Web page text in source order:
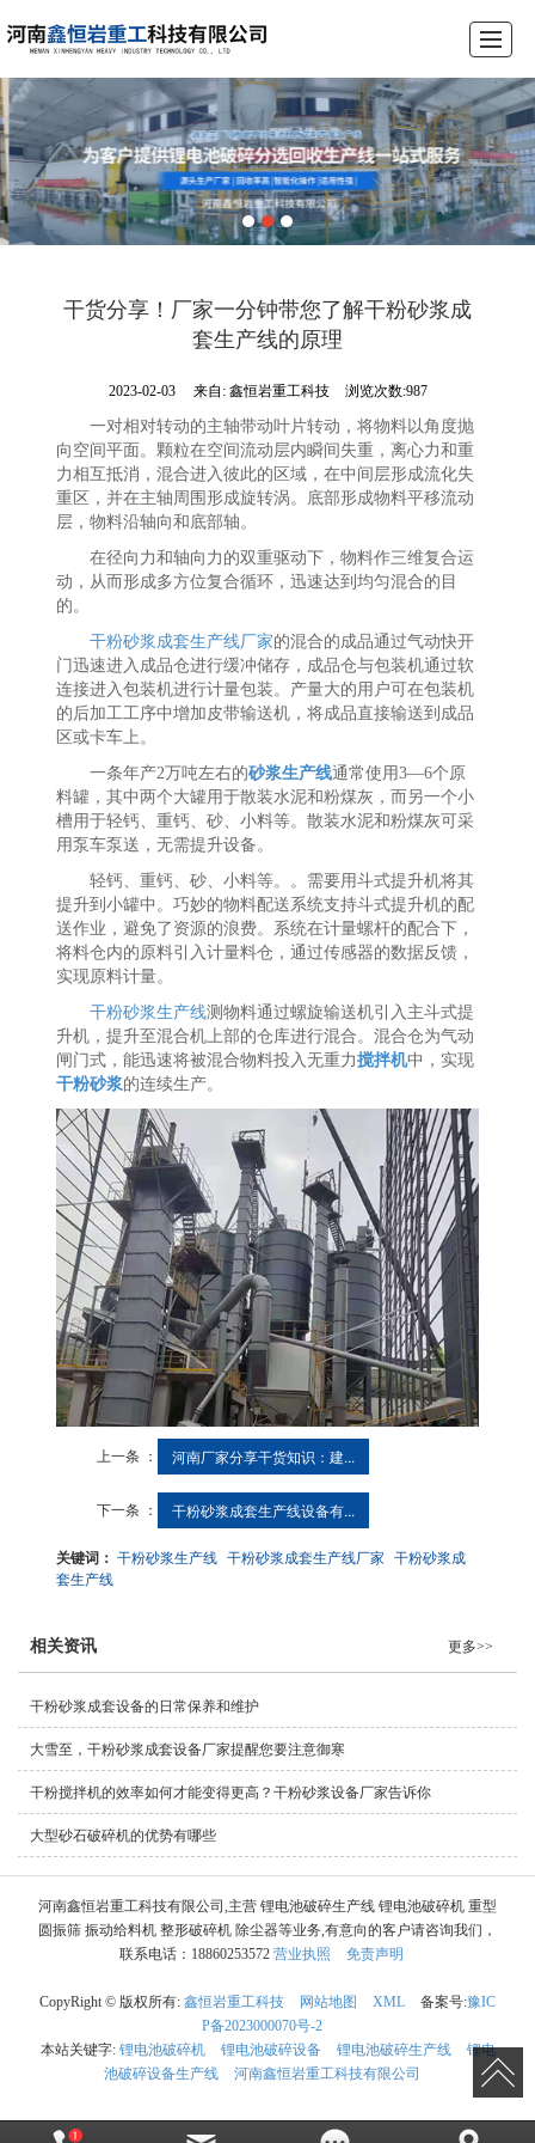
首页 公司介绍 产品展示 锂电池破碎设备生产线 工程案例 荣誉资质 新闻动态 联系我们
干货分享！厂家一分钟带您了解干粉砂浆成
套生产线的原理
2023-02-03 来自: 鑫恒岩重工科技 浏览次数:987
一对相对转动的主轴带动叶片转动，将物料以角度抛
向空间平面。颗粒在空间流动层内瞬间失重，离心力和重
力相互抵消，混合进入彼此的区域，在中间层形成流化失
重区，并在主轴周围形成旋转涡。底部形成物料平移流动
层，物料沿轴向和底部轴。
在径向力和轴向力的双重驱动下，物料作三维复合运
动，从而形成多方位复合循环，迅速达到均匀混合的目
的。
干粉砂浆成套生产线厂家的混合的成品通过气动快开
门迅速进入成品仓进行缓冲储存，成品仓与包装机通过软
连接进入包装机进行计量包装。产量大的用户可在包装机
的后加工工序中增加皮带输送机，将成品直接输送到成品
区或卡车上。
一条年产2万吨左右的砂浆生产线通常使用3—6个原
料罐，其中两个大罐用于散装水泥和粉煤灰，而另一个小
槽用于轻钙、重钙、砂、小料等。散装水泥和粉煤灰可采
用泵车泵送，无需提升设备。
轻钙、重钙、砂、小料等。。需要用斗式提升机将其
提升到小罐中。巧妙的物料配送系统支持斗式提升机的配
送作业，避免了资源的浪费。系统在计量螺杆的配合下，
将料仓内的原料引入计量料仓，通过传感器的数据反馈，
实现原料计量。
干粉砂浆生产线测物料通过螺旋输送机引入主斗式提
升机，提升至混合机上部的仓库进行混合。混合仓为气动
闸门式，能迅速将被混合物料投入无重力搅拌机中，实现
干粉砂浆的连续生产。
上一条 ： 河南厂家分享干货知识：建...
下一条 ： 干粉砂浆成套生产线设备有...
关键词：干粉砂浆生产线 干粉砂浆成套生产线厂家 干粉砂浆成
套生产线
相关资讯 更多>>
干粉砂浆成套设备的日常保养和维护
大雪至，干粉砂浆成套设备厂家提醒您要注意御寒
干粉搅拌机的效率如何才能变得更高？干粉砂浆设备厂家告诉你
大型砂石破碎机的优势有哪些
河南鑫恒岩重工科技有限公司,主营 锂电池破碎生产线 锂电池破碎机 重型
圆振筛 振动给料机 整形破碎机 除尘器等业务,有意向的客户请咨询我们，
联系电话：18860253572 营业执照 免责声明
CopyRight © 版权所有: 鑫恒岩重工科技 网站地图 XML 备案号:豫IC
P备2023000070号-2
本站关键字: 锂电池破碎机 锂电池破碎设备 锂电池破碎生产线
锂电
池破碎设备生产线
河南鑫恒岩重工科技有限公司